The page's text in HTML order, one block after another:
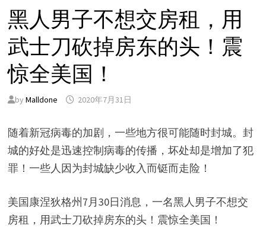
黑人男子不想交房租，用
武士刀砍掉房东的头！震
惊全美国！
by Malldone 2020年7月31日
随着新冠病毒的加剧，一些地方很可能随时封城。封
城的好处是迅速控制病毒的传播，坏处却是增加了犯
罪！一些人因为封城缺少收入而铤而走险！
美国康涅狄格州7月30日消息，一名黑人男子不想交
房租，用武士刀砍掉房东的头！震惊全美国！